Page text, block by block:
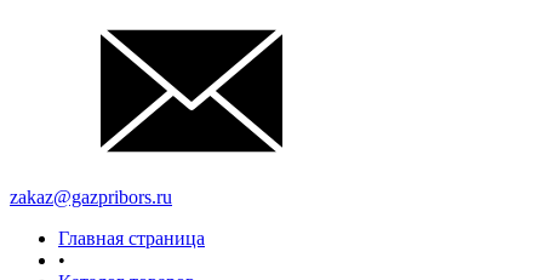
zakaz@gazpribors.ru
Главная страница
•